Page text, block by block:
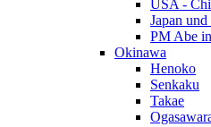
USA -
Japan
PM Abe
Okinawa
Henoko
Senkaku
Takae